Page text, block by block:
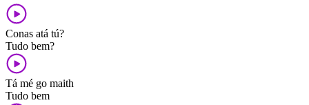
Conas atá tú?
Tudo bem?
Tá mé go maith
Tudo bem